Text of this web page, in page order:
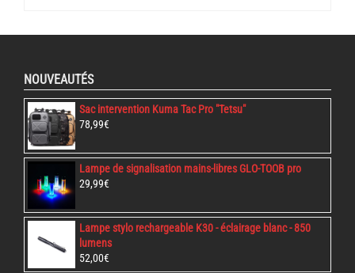
NOUVEAUTÉS
Sac intervention Kuma Tac Pro "Tetsu"
78,99€
Lampe de signalisation mains-libres GLO-TOOB pro
29,99€
Lampe stylo rechargeable K30 - éclairage blanc - 850
lumens
52,00€